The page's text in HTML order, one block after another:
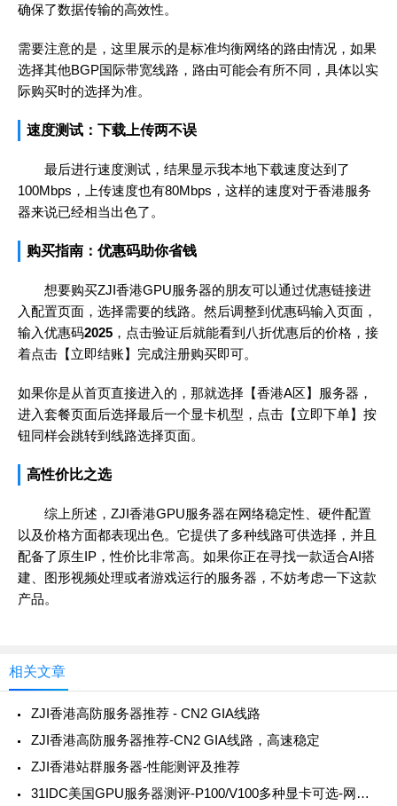
确保了数据传输的高效性。
需要注意的是，这里展示的是标准均衡网络的路由情况，如果
选择其他BGP国际带宽线路，路由可能会有所不同，具体以实
际购买时的选择为准。
速度测试：下载上传两不误
最后进行速度测试，结果显示我本地下载速度达到了
100Mbps，上传速度也有80Mbps，这样的速度对于香港服务
器来说已经相当出色了。
购买指南：优惠码助你省钱
想要购买ZJI香港GPU服务器的朋友可以通过优惠链接进
入配置页面，选择需要的线路。然后调整到优惠码输入页面，
输入优惠码2025 ，点击验证后就能看到八折优惠后的价格，接
着点击【立即结账】完成注册购买即可。
如果你是从首页直接进入的，那就选择【香港A区】服务器，
进入套餐页面后选择最后一个显卡机型，点击【立即下单】按
钮同样会跳转到线路选择页面。
高性价比之选
综上所述，ZJI香港GPU服务器在网络稳定性、硬件配置
以及价格方面都表现出色。它提供了多种线路可供选择，并且
配备了原生IP，性价比非常高。如果你正在寻找一款适合AI搭
建、图形视频处理或者游戏运行的服务器，不妨考虑一下这款
产品。
相关文章
ZJI香港高防服务器推荐 - CN2 GIA线路
ZJI香港高防服务器推荐-CN2 GIA线路，高速稳定
ZJI香港站群服务器-性能测评及推荐
31IDC美国GPU服务器测评-P100/V100多种显卡可选-网络稳定性价比高3